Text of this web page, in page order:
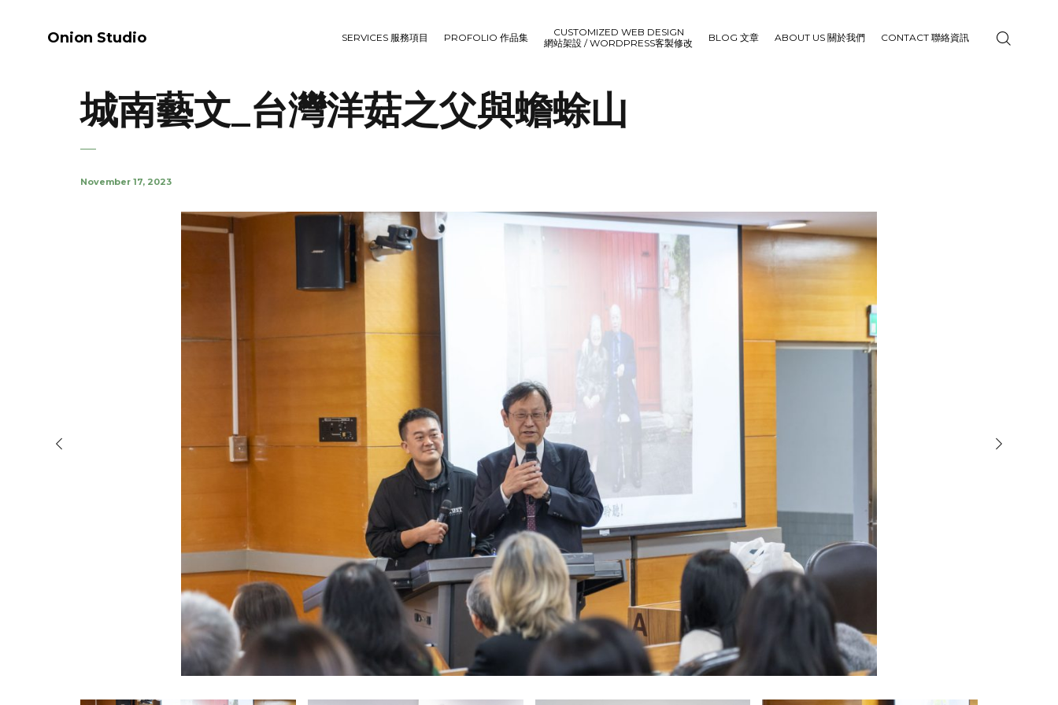
Onion Studio SERVICES 服務項目 PROFOLIO 作品集
CUSTOMIZED WEB DESIGN
網站架設 / WORDPRESS客製修改
BLOG 文章 ABOUT US 關於我們 CONTACT 聯絡資訊
城南藝文_台灣洋菇之父與蟾蜍山
November 17, 2023